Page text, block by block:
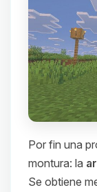
Por fin una
montura: la
Se obtiene